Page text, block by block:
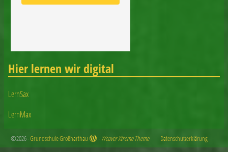
Hier lernen wir digital
LernSax
LernMax
©2026 -Grundschule Großharthau -Weaver Xtreme Theme Datenschutzerklärung